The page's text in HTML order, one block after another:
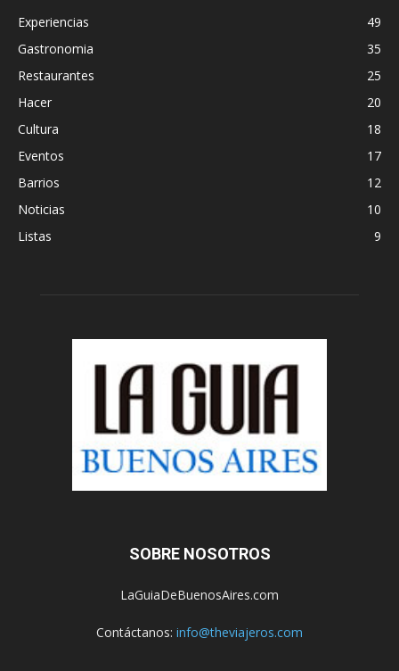
Experiencias
49
Gastronomia
35
Restaurantes
25
Hacer
20
Cultura
18
Eventos
17
Barrios
12
Noticias
10
Listas
9
SOBRE NOSOTROS
LaGuiaDeBuenosAires.com
Contáctanos: info@theviajeros.com